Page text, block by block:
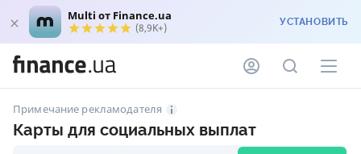
Multi от Finance.ua
(8,9K+) УСТАНОВИТЬ
Примечание рекламодателя
Карты для социальных выплат